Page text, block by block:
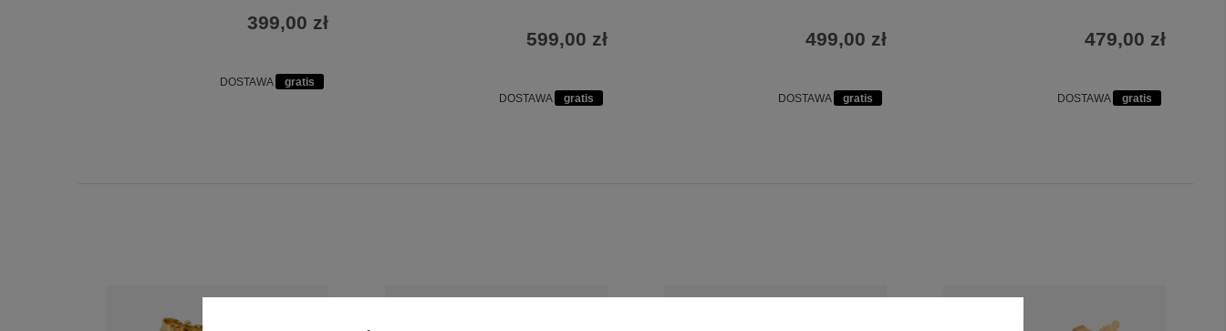
399,00 zł
DOSTAWA gratis
599,00 zł
DOSTAWA gratis
499,00 zł
DOSTAWA gratis
479,00 zł
DOSTAWA gratis